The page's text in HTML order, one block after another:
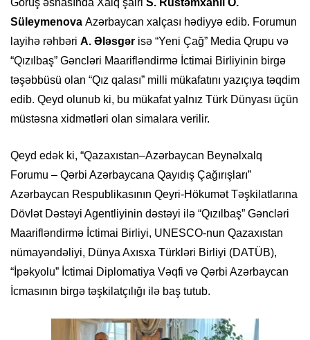
Görüş əsnasında Xalq şairi S. Rüstəmxanlı O.
Süleymenova Azərbaycan xalçası hədiyyə edib. Forumun
layihə rəhbəri A. Ələsgər isə “Yeni Çağ” Media Qrupu və
“Qızılbaş” Gəncləri Maarifləndirmə İctimai Birliyinin birgə
təşəbbüsü olan “Qız qalası” milli mükafatını yazıçıya təqdim
edib. Qeyd olunub ki, bu mükafat yalnız Türk Dünyası üçün
müstəsna xidmətləri olan simalara verilir.
Qeyd edək ki, “Qazaxıstan–Azərbaycan Beynəlxalq
Forumu – Qərbi Azərbaycana Qayıdış Çağırışları”
Azərbaycan Respublikasının Qeyri-Hökumət Təşkilatlarına
Dövlət Dəstəyi Agentliyinin dəstəyi ilə “Qızılbaş” Gəncləri
Maarifləndirmə İctimai Birliyi, UNESCO-nun Qazaxıstan
nümayəndəliyi, Dünya Axısxa Türkləri Birliyi (DATÜB),
“İpəkyolu” İctimai Diplomatiya Vəqfi və Qərbi Azərbaycan
İcmasının birgə təşkilatçılığı ilə baş tutub.